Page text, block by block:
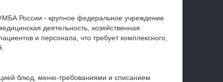
России - крупное федеральное учреждение
деятельность, хозяйственная
и персонала, что требует комплексного,
блюд, меню‑требованиями и списанием